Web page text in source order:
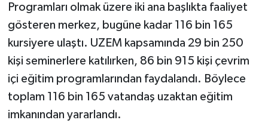
Programları olmak üzere iki ana başlıkta faaliyet
gösteren merkez, bugüne kadar 116 bin 165
kursiyere ulaştı. UZEM kapsamında 29 bin 250
kişi seminerlere katılırken, 86 bin 915 kişi çevrim
içi eğitim programlarından faydalandı. Böylece
toplam 116 bin 165 vatandaş uzaktan eğitim
imkanından yararlandı.